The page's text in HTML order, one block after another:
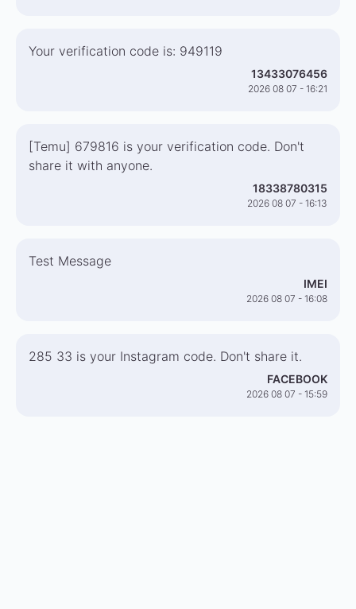
Your verification code is: 949119
13433076456
2026 08 07 - 16:21
[Temu] 679816 is your verification code. Don't
share it with anyone.
18338780315
2026 08 07 - 16:13
Test Message
IMEI
2026 08 07 - 16:08
285 33 is your Instagram code. Don't share it.
FACEBOOK
2026 08 07 - 15:59